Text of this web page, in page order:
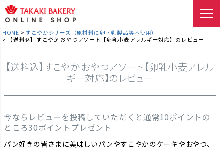
HOME
すこやかシリーズ（原材料に卵・乳製品等不使用）
【送料込】すこやか おやつアソート【卵乳小麦アレルギー対応】のレビュー
【送料込】すこやか おやつアソート【卵乳小麦アレル
ギー対応】のレビュー
今ならレビューを投稿していただくと通常10ポイントの
ところ30ポイントプレゼント
パン好きの皆さまに美味しいパンやすこやかのケーキやおやつ、